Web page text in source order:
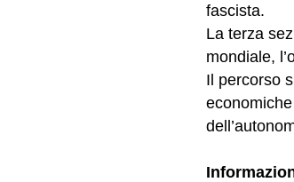
fascista.
La terza
mondiale,
Il percorso